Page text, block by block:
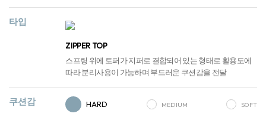
타입
ZIPPER TOP
스프링 위에 토퍼가 지퍼로 결합되어 있는 형태로 활용도에
따라 분리사용이 가능하며 부드러운 쿠션감을 전달
쿠션감 HARD MEDIUM SOFT